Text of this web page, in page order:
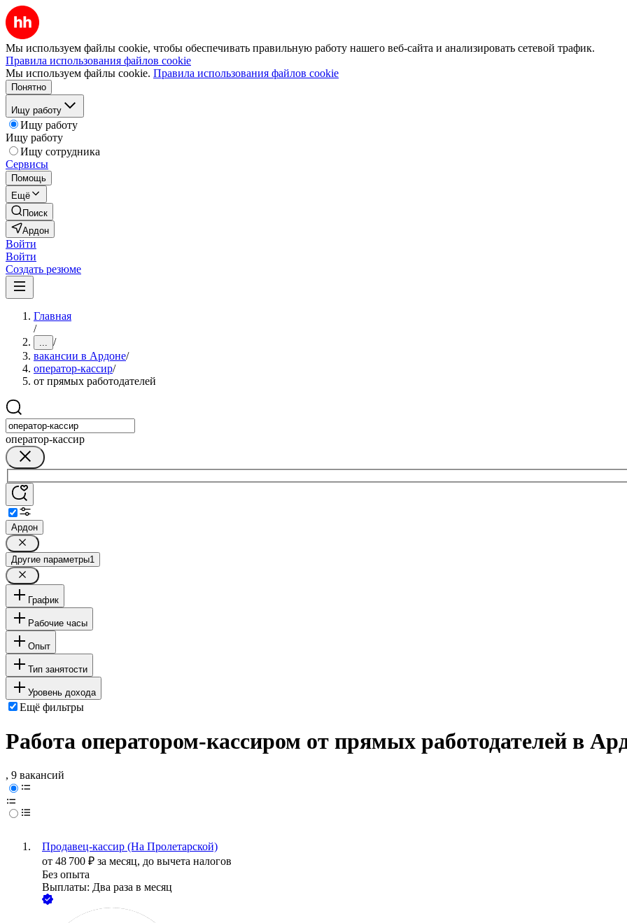
Мы используем файлы cookie, чтобы обеспечивать правильную работу нашего веб-сайта и анализировать сетевой трафик.
Правила использования файлов cookie
Мы используем файлы cookie. Правила использования файлов cookie
Понятно
Ищу работу
Ищу работу
Ищу работу
Ищу сотрудника
Сервисы
Помощь
Ещё
Поиск
Ардон
Войти
Войти
Создать резюме
Главная
/
... /
вакансии в Ардоне/
оператор-кассир/
от прямых работодателей
оператор-кассир
Ардон
Другие параметры1
График
Рабочие часы
Опыт
Тип занятости
Уровень дохода
Ещё фильтры
Работа оператором-кассиром от прямых работодателей в
, 9 вакансий
Продавец-кассир (На Пролетарской)
от 48 700 ₽ за месяц, до вычета налогов
Без опыта
Выплаты: Два раза в месяц